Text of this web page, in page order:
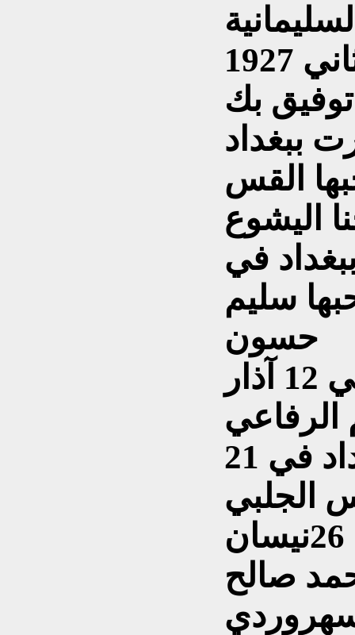
بتاريخ 29 كانون الثاني 1927
بك
ببغداد
لصاحبها القس
اليشوع
في
1927 لصاحبها سليم
حسون
الصراحة - صدرت ببغداد في 12 آذار
نداء العمال – صدرت ببغداد في 21
الضاد – صدرت ببغداد في 26نيسان
محمد صالح